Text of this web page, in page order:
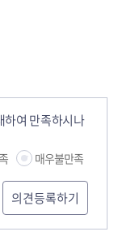
하여 만족하시나
매우불만족